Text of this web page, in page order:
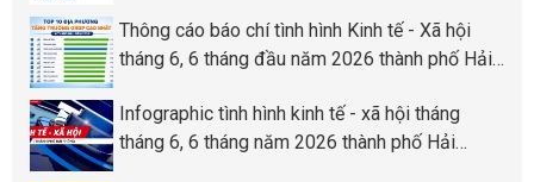
Thông cáo báo chí tình hình Kinh tế - Xã hội
tháng 6, 6 tháng đầu năm 2026 thành phố Hải
Infographic tình hình kinh tế - xã hội tháng
tháng 6, 6 tháng năm 2026 thành phố Hải